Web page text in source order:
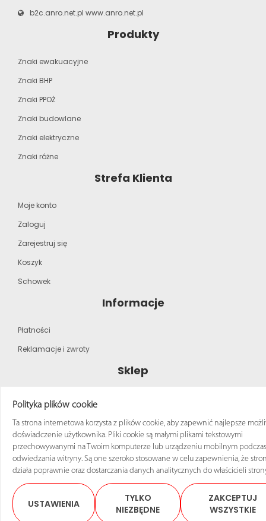
b2c.anro.net.pl www.anro.net.pl
Produkty
Znaki ewakuacyjne
Znaki BHP
Znaki PPOŻ
Znaki budowlane
Znaki elektryczne
Znaki różne
Strefa Klienta
Moje konto
Zaloguj
Zarejestruj się
Koszyk
Schowek
Informacje
Płatności
Reklamacje i zwroty
Sklep
Strona główna
Katalog produktów
Regulamin zakupów
© 2025 Sklep ANRO Wszelkie prawa zastrzeżone
Polityka plików cookie
Ta strona internetowa korzysta z plików cookie, aby zapewnić najlepsze
doświadczenie użytkownika. Pliki cookie są małymi plikami tekstowymi
przechowywanymi na Twoim komputerze lub urządzeniu mobilnym podczas
odwiedzania witryny. Są one szeroko stosowane w celu zapewnienia, że
działa poprawnie oraz dostarczania danych analitycznych do właścicieli
USTAWIENIA
TYLKO
NIEZBĘDNE
ZAKCEPTUJ
WSZYSTKIE